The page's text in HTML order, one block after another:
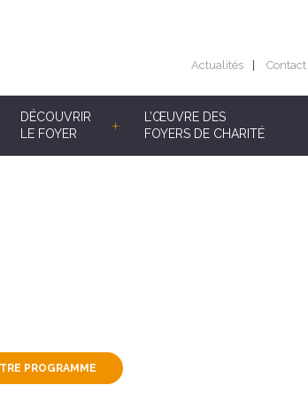
Actualités Contact
DÉCOUVRIR
LE FOYER
L’ŒUVRE DES
FOYERS DE CHARITÉ
PROGRAMME